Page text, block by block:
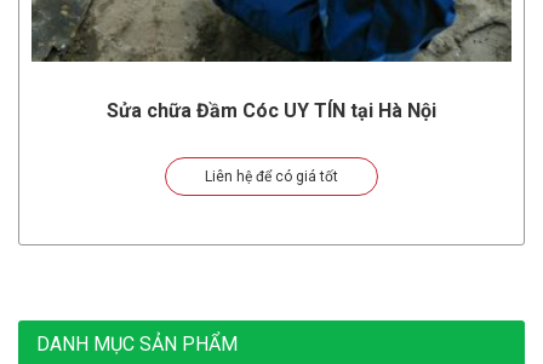
Sửa chữa Đầm Cóc UY TÍN tại Hà Nội
Liên hệ để có giá tốt
DANH MỤC SẢN PHẨM